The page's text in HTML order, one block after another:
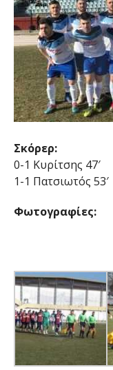
Σκόρερ:
0-1 Κυρίτσης 47′
1-1 Πατσιωτός 53′
Φωτογραφίες: